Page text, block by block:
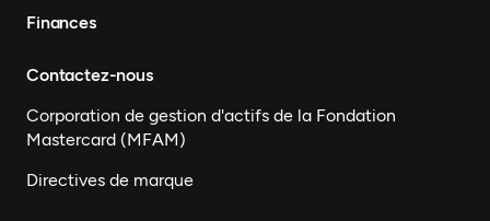
Finances
Contactez-nous
Corporation de gestion d'actifs de la Fondation
Mastercard (MFAM)
Directives de marque